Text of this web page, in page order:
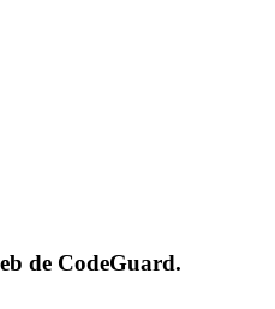
de CodeGuard.